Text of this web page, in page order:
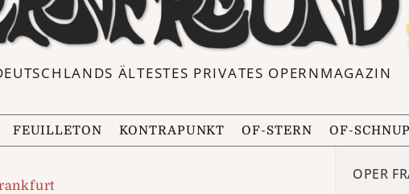
ÄLTESTES PRIVATES OPERNMAGAZIN
FEUILLETON KONTRAPUNKT OF-STERN OF-
OPER